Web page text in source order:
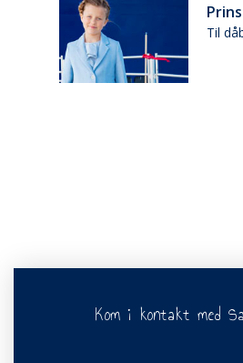
Til
Kom i kontakt med